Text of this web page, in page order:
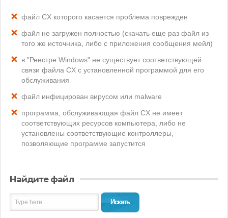
файл CX которого касается проблема поврежден
файл не загружен полностью (скачать еще раз файл из
того же источника, либо с приложения сообщения мейл)
в "Реестре Windows" не существует соответствующей
связи файла CX с установленной программой для его
обслуживания
файл инфицирован вирусом или malware
программа, обслуживающая файл CX не имеет
соответствующих ресурсов компьютера, либо не
установлены соответствующие контроллеры,
позволяющие программе запустится
Найдите файл
Искать